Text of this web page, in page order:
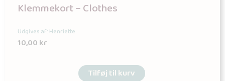
Klemmekort – Clothes
Udgives af: Henriette
10,00kr
Tilføj til kurv